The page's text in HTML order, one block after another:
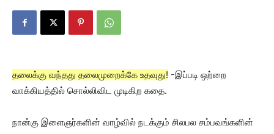
தலைக்கு வந்தது தலைமுறைக்கே உதவுது! -இப்படி ஒற்றை
வாக்கியத்தில் சொல்லிவிட முடிகிற கதை.
நான்கு இளைஞர்களின் வாழ்வில் நடக்கும் சிலபல சம்பவங்களின்